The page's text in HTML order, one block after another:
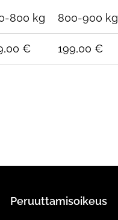
800 kg 800-900 kg
€ 199,00 €
Peruuttamisoikeus